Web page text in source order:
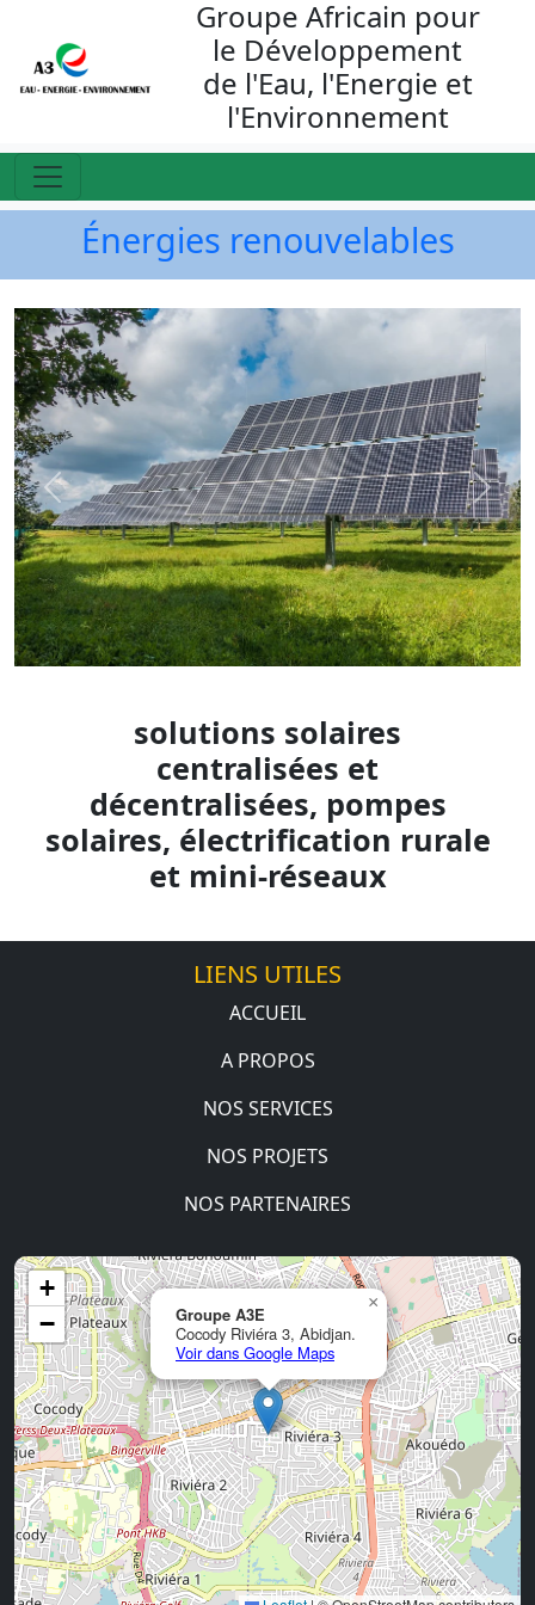
Groupe Africain pour
le Développement
de l'Eau, l'Energie et
l'Environnement
Énergies renouvelables
Previous Next
solutions solaires
centralisées et
décentralisées, pompes
solaires, électrification rurale
et mini-réseaux
LIENS UTILES
ACCUEIL
A PROPOS
NOS SERVICES
NOS PROJETS
NOS PARTENAIRES
Groupe A3E
Cocody Riviéra 3, Abidjan.
Voir dans Google Maps
×
+
−